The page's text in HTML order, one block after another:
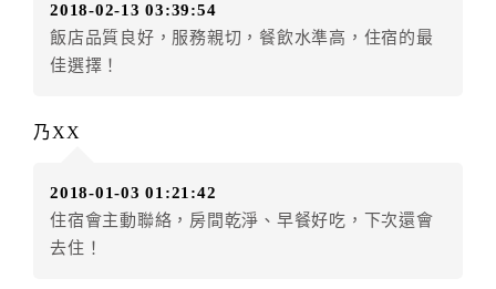
．訂房者使用「保留住宿金額」時，請注意！為避免飯
店客滿，敬請及早計畫，如逾時未提出申辦，視同無條
件放棄訂單（住宿權益）。 （限原訂飯店使用）
得辦理取消退款。
．訂單異動後，訂單費用總計小於原訂單費用總計時，
訂房者不得要求退其差額。限原訂飯店
2018-02-13 03:39:54
飯店品質良好，服務親切，餐飲水準高，住宿的最
佳選擇！
乃XX
2018-01-03 01:21:42
住宿會主動聯絡，房間乾淨、早餐好吃，下次還會
去住！